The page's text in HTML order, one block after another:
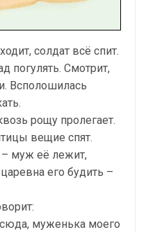
солдат всё спит.
погулять. Смотрит,
Всполошилась
рощу пролегает.
вещие спят.
муж её лежит,
его будить –
муженька моего